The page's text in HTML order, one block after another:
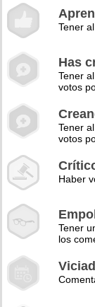
Tener
Has
Tener
votos
Tener
votos
Haber
Tener
los